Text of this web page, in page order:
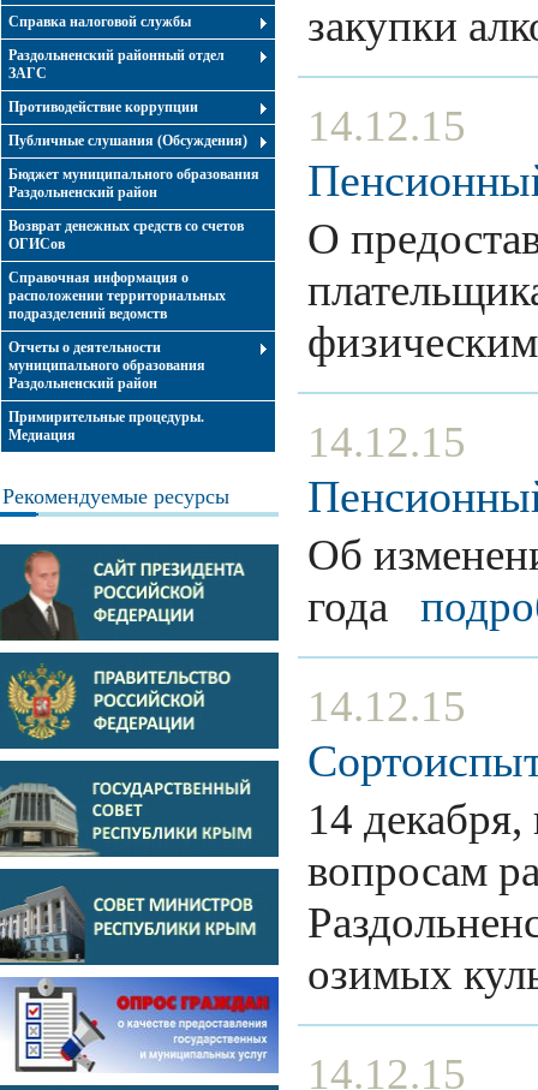
Справка налоговой службы
Раздольненский районный отдел
ЗАГС
Противодействие коррупции
Публичные слушания (Обсуждения)
Бюджет муниципального образования
Раздольненский район
Возврат денежных средств со счетов
ОГИСов
Справочная информация о
расположении территориальных
подразделений ведомств
Отчеты о деятельности
муниципального образования
Раздольненский район
Примирительные процедуры.
Медиация
Рекомендуемые ресурсы
закупки
14.12.15
О
14.12.15
Об
года
14.12.15
14
вопросам
озимых
14.12.15